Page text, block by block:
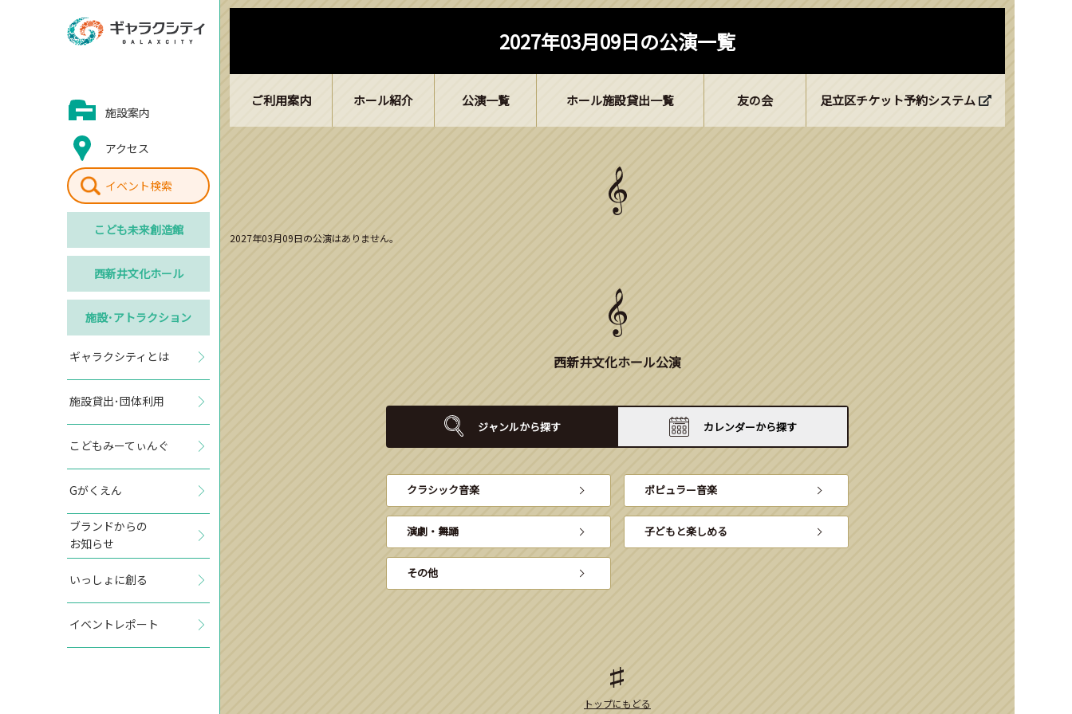
施設案内
アクセス
イベント検索
こども未来創造館
西新井文化ホール
施設･アトラクション
ギャラクシティとは
施設貸出･団体利用
こどもみーてぃんぐ
Gがくえん
ブランドからの
お知らせ
いっしょに創る
イベントレポート
2027年03月09日の公演一覧
ご利用案内 ホール紹介 公演一覧 ホール施設貸出一覧 友の会 足立区チケット予約システム
2027年03月09日の公演はありません。
西新井文化ホール公演
ジャンルから探す カレンダーから探す
クラシック音楽 ポピュラー音楽
演劇・舞踊 子どもと楽しめる
その他
トップにもどる